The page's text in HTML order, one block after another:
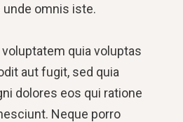
omnis iste.
quia voluptas
aut fugit, sed quia
dolores eos qui ratione
Neque porro